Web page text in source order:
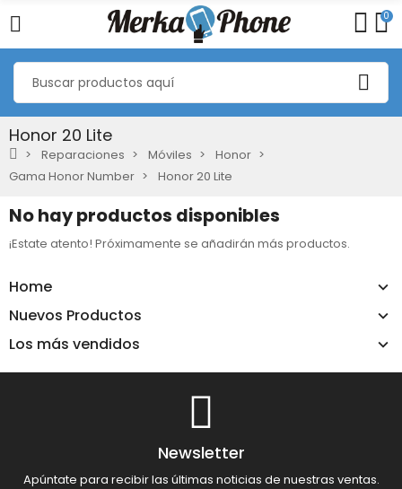
0
Honor 20 Lite
Reparaciones Móviles
Honor
Gama Honor Number
Honor 20 Lite
Home
Nuevos Productos
Los más vendidos
No hay productos disponibles
¡Estate atento! Próximamente se añadirán más productos.
Newsletter
Apúntate para recibir las últimas noticias de nuestras ventas.